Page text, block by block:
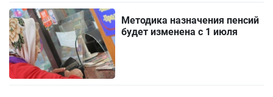
Методика назначения пенсий
будет изменена с 1 июля